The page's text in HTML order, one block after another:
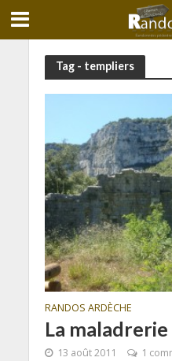
Tag - templiers
RANDOS ARDÈCHE
La
13 août 2011 1